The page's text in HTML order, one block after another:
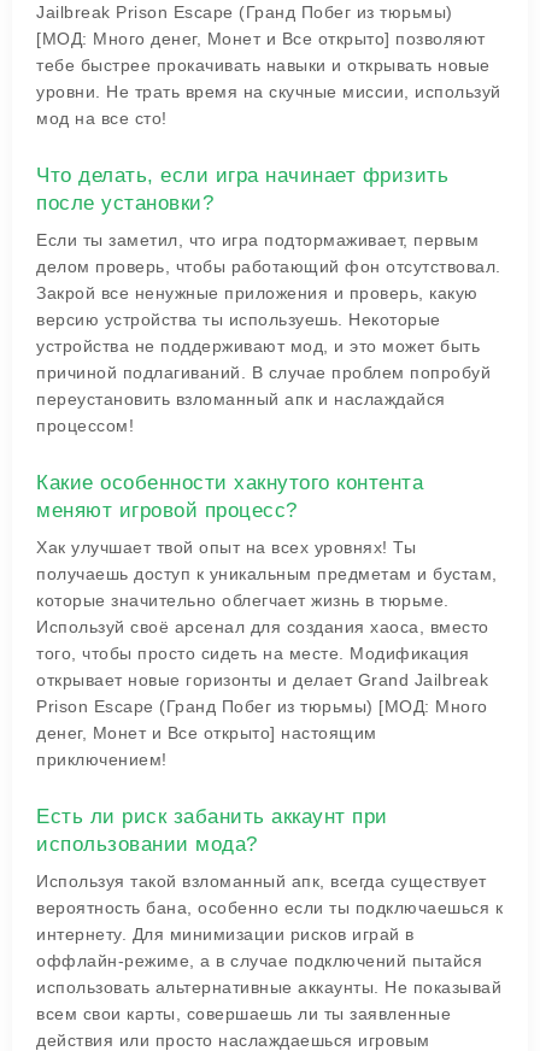
Jailbreak Prison Escape (Гранд Побег из тюрьмы)
[МОД: Много денег, Монет и Все открыто] позволяют
тебе быстрее прокачивать навыки и открывать новые
уровни. Не трать время на скучные миссии, используй
мод на все сто!
Что делать, если игра начинает фризить
после установки?
Если ты заметил, что игра подтормаживает, первым
делом проверь, чтобы работающий фон отсутствовал.
Закрой все ненужные приложения и проверь, какую
версию устройства ты используешь. Некоторые
устройства не поддерживают мод, и это может быть
причиной подлагиваний. В случае проблем попробуй
переустановить взломанный апк и наслаждайся
процессом!
Какие особенности хакнутого контента
меняют игровой процесс?
Хак улучшает твой опыт на всех уровнях! Ты
получаешь доступ к уникальным предметам и бустам,
которые значительно облегчает жизнь в тюрьме.
Используй своё арсенал для создания хаоса, вместо
того, чтобы просто сидеть на месте. Модификация
открывает новые горизонты и делает Grand Jailbreak
Prison Escape (Гранд Побег из тюрьмы) [МОД: Много
денег, Монет и Все открыто] настоящим
приключением!
Есть ли риск забанить аккаунт при
использовании мода?
Используя такой взломанный апк, всегда существует
вероятность бана, особенно если ты подключаешься к
интернету. Для минимизации рисков играй в
оффлайн-режиме, а в случае подключений пытайся
использовать альтернативные аккаунты. Не показывай
всем свои карты, совершаешь ли ты заявленные
действия или просто наслаждаешься игровым